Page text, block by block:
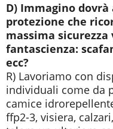
D) Immagino
protezione che
massima
fantascienza:
ecc?
R) Lavoriamo con
individuali come da
camice
ffp2-3, visiera,